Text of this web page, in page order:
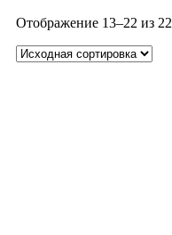
Отображение 13–22 из 22